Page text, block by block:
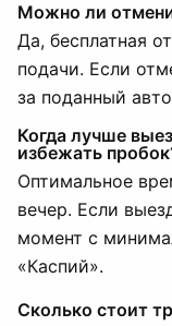
Можно ли
Да, бесплатная
подачи. Если
за поданный
Когда лучше
избежать
Оптимальное
вечер. Если
момент с
«Каспий».
Сколько стоит